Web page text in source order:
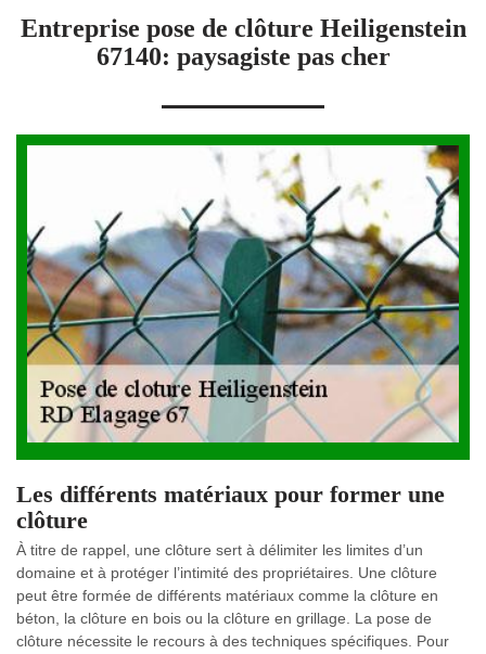
Entreprise pose de clôture Heiligenstein
67140: paysagiste pas cher
Les différents matériaux pour former une
clôture
À titre de rappel, une clôture sert à délimiter les limites d’un
domaine et à protéger l’intimité des propriétaires. Une clôture
peut être formée de différents matériaux comme la clôture en
béton, la clôture en bois ou la clôture en grillage. La pose de
clôture nécessite le recours à des techniques spécifiques. Pour